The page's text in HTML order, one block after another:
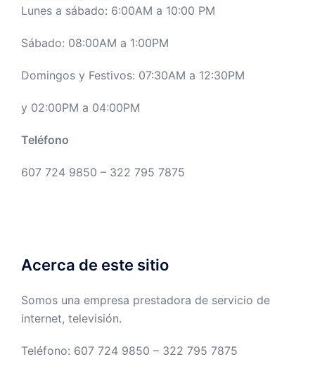
Lunes a sábado: 6:00AM a 10:00 PM
Sábado: 08:00AM a 1:00PM
Domingos y Festivos: 07:30AM a 12:30PM
y 02:00PM a 04:00PM
Teléfono
607 724 9850 – 322 795 7875
Acerca de este sitio
Somos una empresa prestadora de servicio de
internet, televisión.
Teléfono: 607 724 9850 – 322 795 7875